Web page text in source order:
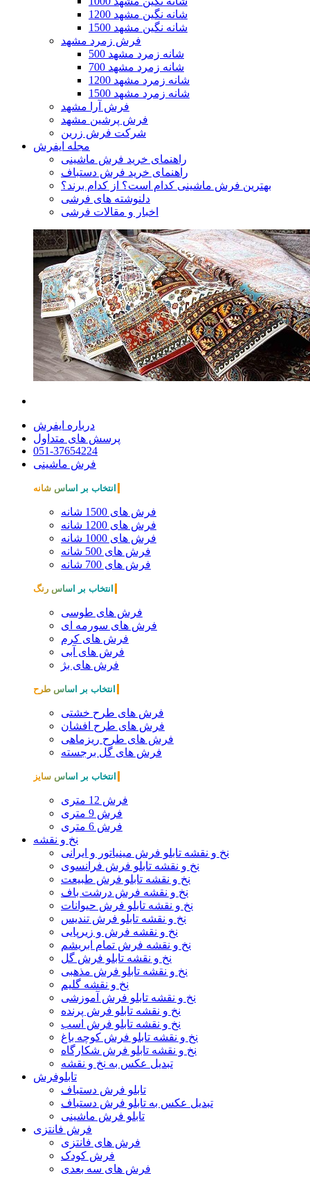
1200 شانه نگین مشهد
1500 شانه نگین مشهد
فرش زمرد مشهد
500 شانه زمرد مشهد
700 شانه زمرد مشهد
1200 شانه زمرد مشهد
1500 شانه زمرد مشهد
فرش آرا مشهد
فرش پرشین مشهد
شرکت فرش زرین
مجله ایفرش
راهنمای خرید فرش ماشینی
راهنمای خرید فرش دستباف
بهترین فرش ماشینی کدام است؟ از کدام برند؟
دلنوشته های فرشی
اخبار و مقالات فرشی
درباره ایفرش
پرسش های متداول
051-37654224
فرش ماشینی
انتخاب بر اساس شانه
فرش های 1500 شانه
فرش های 1200 شانه
فرش های 1000 شانه
فرش های 500 شانه
فرش های 700 شانه
انتخاب بر اساس رنگ
فرش های طوسی
فرش های سورمه ای
فرش های کرم
فرش های آبی
فرش های بژ
انتخاب بر اساس طرح
فرش های طرح خشتی
فرش های طرح افشان
فرش های طرح ریزماهی
فرش های گل برجسته
انتخاب بر اساس سایز
فرش 12 متری
فرش 9 متری
فرش 6 متری
نخ و نقشه
نخ و نقشه تابلو فرش مینیاتور و ایرانی
نخ و نقشه تابلو فرش فرانسوی
نخ و نقشه تابلو فرش طبیعت
نخ و نقشه فرش درشت باف
نخ و نقشه تابلو فرش حیوانات
نخ و نقشه تابلو فرش تندیس
نخ و نقشه فرش و زیرپایی
نخ و نقشه فرش تمام ابریشم
نخ و نقشه تابلو فرش گل
نخ و نقشه تابلو فرش مذهبی
نخ و نقشه گلیم
نخ و نقشه تابلو فرش آموزشی
نخ و نقشه تابلو فرش پرنده
نخ و نقشه تابلو فرش اسب
نخ و نقشه تابلو فرش کوچه باغ
نخ و نقشه تابلو فرش شکارگاه
تبدیل عکس به نخ و نقشه
تابلوفرش
تابلو فرش دستباف
تبدیل عکس به تابلو فرش دستباف
تابلو فرش ماشینی
فرش فانتزی
فرش های فانتزی
فرش کودک
فرش های سه بعدی